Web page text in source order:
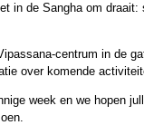
in de Sangha om draait:
centrum in de
over komende
week en we hopen